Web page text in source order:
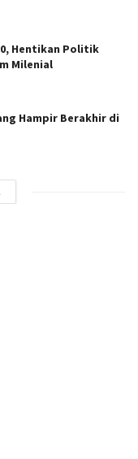
Hentikan Politik
Milenial
Hampir Berakhir di